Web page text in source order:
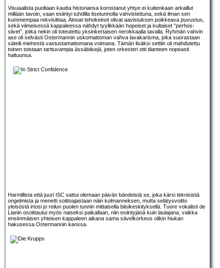
Visuaalista puoltaan kautta historiansa korostanut yhtye ei kuitenkaan arkaillut
millään tavoin, vaan esiintyi tuhdilla itsetunnolla vahvistettuna, sekä ilman sen
kummempaa rekvisiittaa. Ainoat tehokeinot olivat aavistuksen poikkeava puvustus,
sekä viimeisessä kappaleessa nähdyt tyylikkään hopeiset ja kultaiset “perhos-
siivet”, jotka nekin oli toteutettu yksinkertaisen nerokkaalla tavalla. Ryhmän vahvin
ase oli selvästi Ostermannin uskomattoman vahva lavakarisma, joka suorastaan
säteili miehestä vastustamattomana voimana. Tämän lisäksi settiin oli mahdutettu
toinen toistaan tarttuvampia ässäbiisejä, joten orkesteri otti tilanteen nopeasti
haltuunsa.
Harmillista että juuri ISC sattui olemaan päivän bändeistä se, joka kärsi teknisistä
ongelmista ja menetti soittoajastaan näin kolmanneksen, mutta selätysvoitto
yleisöstä irtosi jo reilun puolen tunnin mittaisella biisikeskityksellä. Tuore vokalisti de
Lianin osoittautui myös naiseksi paikallaan, niin esiintyjänä kuin laulajana, vaikka
ensimmäisen yhteisen kappaleen aikana sama sävelkorkeus olikin hiukan
hakusessa Ostermannin kanssa.